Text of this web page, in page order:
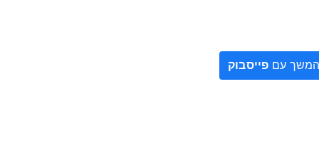
המשך עם פייסבוק